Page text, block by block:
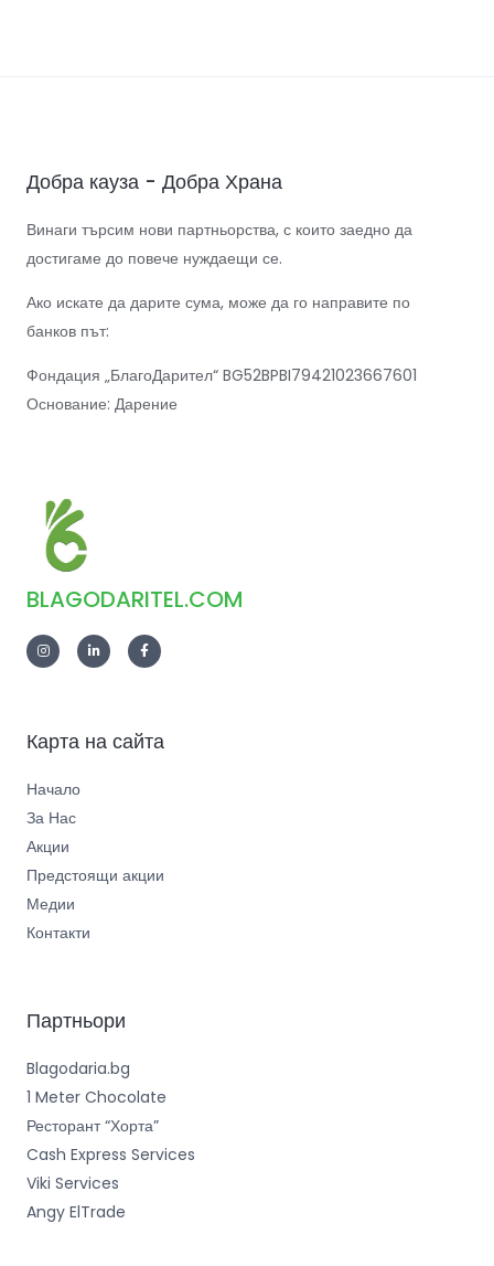
Добра кауза - Добра Храна
Винаги търсим нови партньорства, с които заедно да
достигаме до повече нуждаещи се.
Ако искате да дарите сума, може да го направите по
банков път:
Фондация „БлагоДарител“ BG52BPBI79421023667601
Основание: Дарение
BLAGODARITEL.COM
Карта на сайта
Начало
За Нас
Акции
Предстоящи акции
Медии
Контакти
Партньори
Blagodaria.bg
1 Meter Chocolate
Ресторант “Хорта”
Cash Express Services
Viki Services
Angy ElTrade